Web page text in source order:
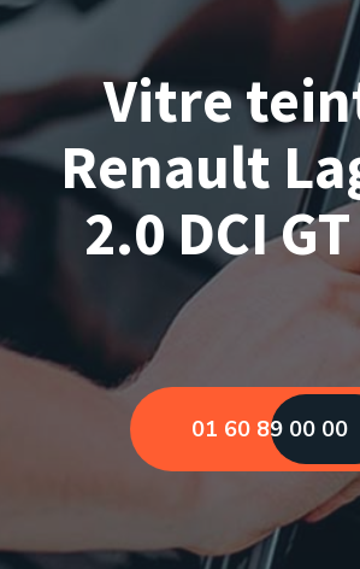
Vitre
Renault
2.0 DCI
01 60 89 00 00